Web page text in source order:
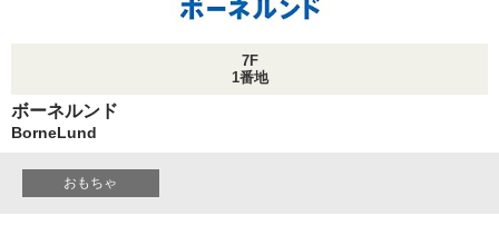
7F
1番地
ボーネルンド
BorneLund
おもちゃ